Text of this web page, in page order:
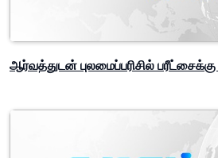
ஆர்வத்துடன் புலமைப்பரிசில்